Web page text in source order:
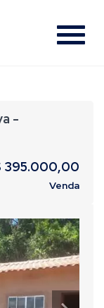
#
-
395.000,00
Venda